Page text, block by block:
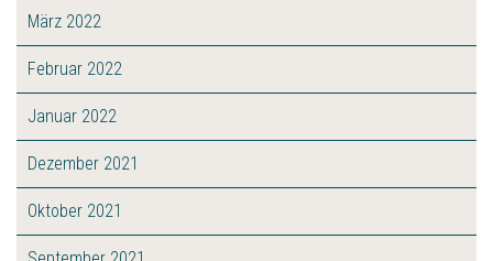
März 2022
Februar 2022
Januar 2022
Dezember 2021
Oktober 2021